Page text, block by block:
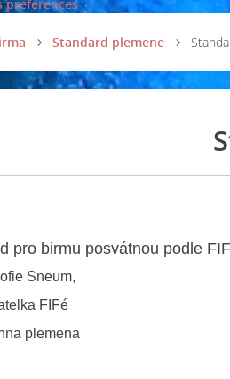
preferences
Standard plemene
pro birmu posvátnou podle
Sneum,
FIFé
plemena